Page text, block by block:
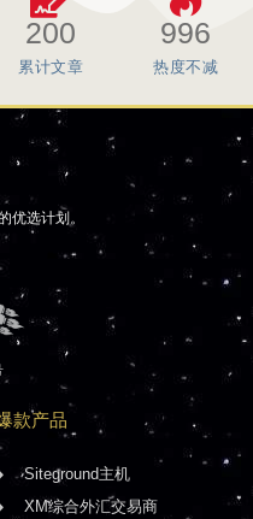
200
累计文章
996
热度不减
优选计划。
款产品
Siteground主机
XM综合外汇交易商